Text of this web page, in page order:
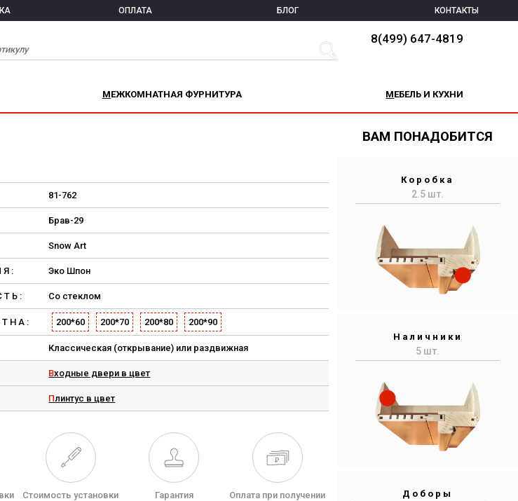
ОПЛАТА БЛОГ КОНТАКТЫ
8(499) 647-4819
МЕЖКОМНАТНАЯ ФУРНИТУРА МЕБЕЛЬ И КУХНИ
81-762
Брав-29
Snow Art
Эко Шпон
Со стеклом
200*60 200*70 200*80
200*90
Классическая (открывание) или раздвижная
Входные двери в цвет
Плинтус в цвет
Стоимость установки Гарантия Оплата при получении
ВАМ ПОНАДОБИТСЯ
Коробка
2.5 шт.
Наличники
5 шт.
Доборы